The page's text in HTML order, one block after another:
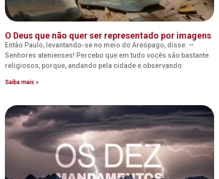
O Deus que não quer ser representado por imagens
Então Paulo, levantando-se no meio do Areópago, disse: —
Senhores atenienses! Percebo que em tudo vocês são bastante
religiosos, porque, andando pela cidade e observando
Saiba mais »